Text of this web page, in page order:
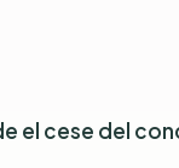
el cese del